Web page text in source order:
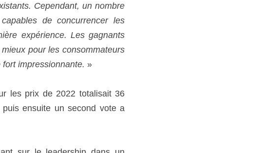
Cependant, un nombre
de concurrencer les
expérience. Les gagnants
pour les consommateurs
impressionnante. »
les prix de 2022 totalisait 36
ensuite un second vote a